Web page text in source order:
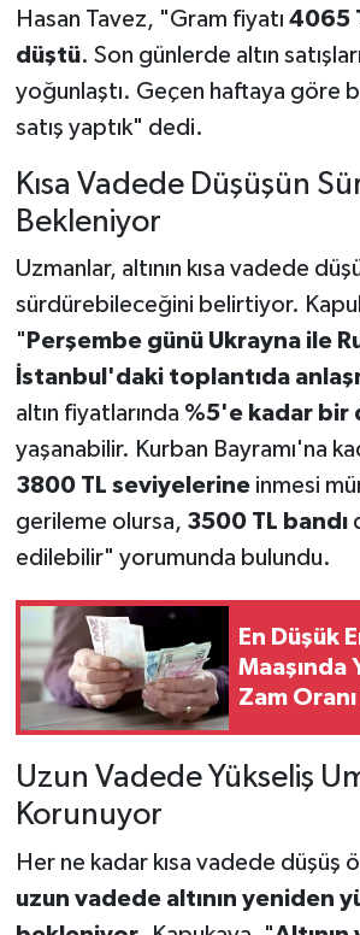
Hasan Tavez, "Gram fiyatı 4065
düştü. Son günlerde altın
yoğunlaştı. Geçen haftaya göre
satış yaptık" dedi.
Kısa Vadede Düşüşün
Bekleniyor
Uzmanlar, altının kısa vadede
sürdürebileceğini belirtiyor.
" Perşembe günü Ukrayna ile
İstanbul'daki toplantıda
altın fiyatlarında %5'e kadar bir
yaşanabilir. Kurban Bayramı'na
3800 TL seviyelerineinmesi
gerileme olursa, 3500 TL bandı
edilebilir" yorumunda bulundu.
En Düşük
Maaşında
Zam
Uzun Vadede Yükseliş
Korunuyor
Her ne kadar kısa vadede düşüş
uzun vadede altının yeniden